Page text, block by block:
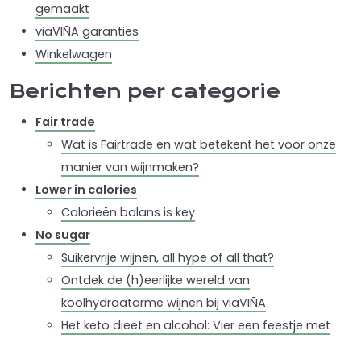
gemaakt
viaVIÑA garanties
Winkelwagen
Berichten per categorie
Fair trade
Wat is Fairtrade en wat betekent het voor onze
manier van wijnmaken?
Lower in calories
Calorieën balans is key
No sugar
Suikervrije wijnen, all hype of all that?
Ontdek de (h)eerlijke wereld van
koolhydraatarme wijnen bij viaVIÑA
Het keto dieet en alcohol: Vier een feestje met